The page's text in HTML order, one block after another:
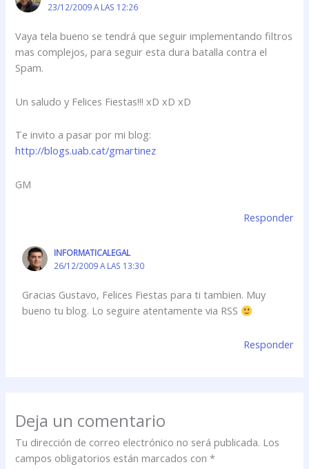
23/12/2009 A LAS 12:26
Vaya tela bueno se tendrá que seguir implementando filtros
mas complejos, para seguir esta dura batalla contra el
Spam.
Un saludo y Felices Fiestas!!! xD xD xD
Te invito a pasar por mi blog:
http://blogs.uab.cat/gmartinez
GM
Responder
INFORMATICALEGAL
26/12/2009 A LAS 13:30
Gracias Gustavo, Felices Fiestas para ti tambien. Muy
bueno tu blog. Lo seguire atentamente via RSS
Responder
Deja un comentario
Tu dirección de correo electrónico no será publicada. Los
campos obligatorios están marcados con*